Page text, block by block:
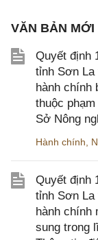
VĂN BẢN MỚI
Quyết định
tỉnh Sơn La
hành chính
thuộc
Sở Nông
Hành chính
Quyết định
tỉnh Sơn La
hành chính
sung trong